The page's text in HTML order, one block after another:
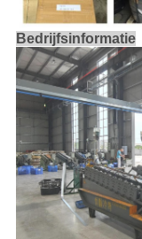
Bedrijfsinformatie